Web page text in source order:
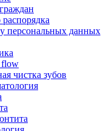
персональных данных
flow
чистка зубов